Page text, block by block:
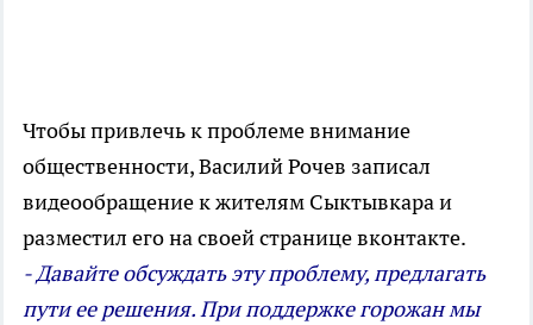
Чтобы привлечь к проблеме внимание
общественности, Василий Рочев записал
видеообращение к жителям Сыктывкара и
разместил его на своей странице вконтакте.
- Давайте обсуждать эту проблему, предлагать
пути ее решения. При поддержке горожан мы